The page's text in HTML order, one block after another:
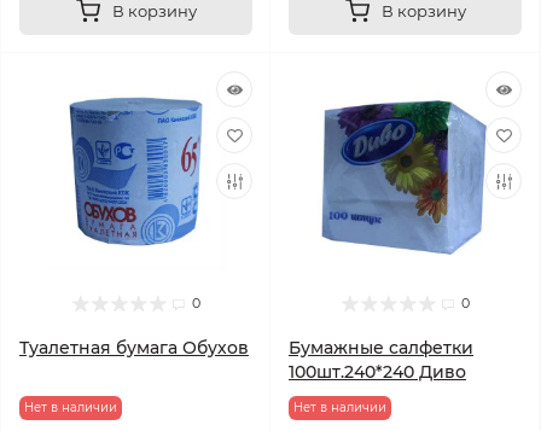
В корзину В корзину
0
Туалетная бумага Обухов
Нет в наличии
0
Бумажные салфетки
100шт.240*240 Диво
Нет в наличии